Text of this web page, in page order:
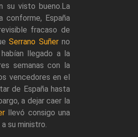
su visto bueno.La
conforme, España
fracaso de
Serrano Suñerno
llegado a la
semanas con la
vencedores en el
de España hasta
a dejar caer la
llevó consigo una
su ministro.